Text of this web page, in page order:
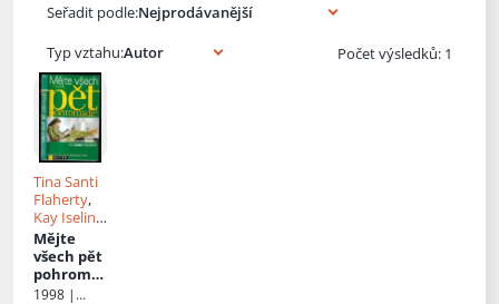
Seřadit podle:
Typ vztahu:
Počet výsledků: 1
Tina Santi
Flaherty,
Kay Iselin
Gilman
Mějte
všech pět
pohroma
dě!
1998 |